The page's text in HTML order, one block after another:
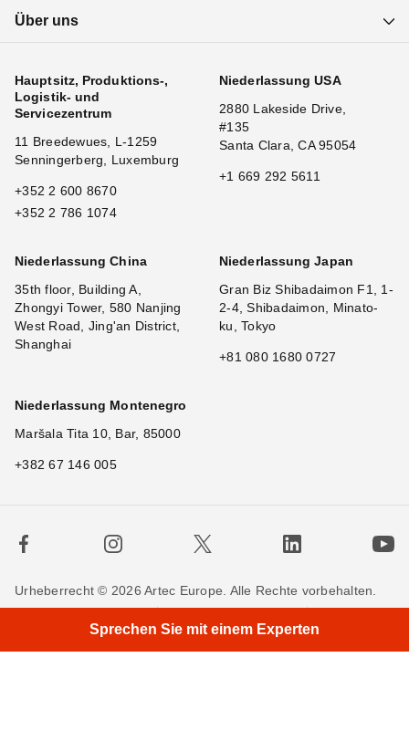
Über uns
Hauptsitz, Produktions-,
Logistik- und
Servicezentrum
11 Breedewues, L-1259
Senningerberg, Luxemburg
+352 2 600 8670
+352 2 786 1074
Niederlassung USA
2880 Lakeside Drive,
#135
Santa Clara, CA 95054
+1 669 292 5611
Niederlassung China
35th floor, Building A,
Zhongyi Tower, 580 Nanjing
West Road, Jing'an District,
Shanghai
Niederlassung Japan
Gran Biz Shibadaimon F1, 1-
2-4, Shibadaimon, Minato-
ku, Tokyo
+81 080 1680 0727
Niederlassung Montenegro
Maršala Tita 10, Bar, 85000
+382 67 146 005
Urheberrecht © 2026 Artec Europe. Alle Rechte vorbehalten.
Privatsphäre
Cookie-Richtlinien Kontakieren Sie uns
Sprechen Sie mit einem Experten